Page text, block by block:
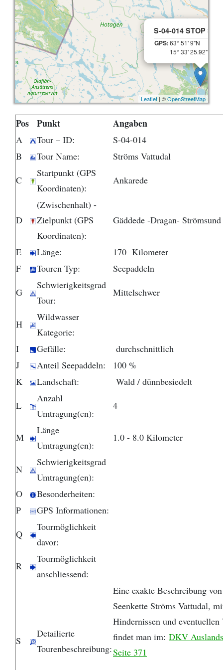
S-04-014 STOP
GPS:63° 51' 9"N
15° 33' 25.92"E
Leaflet | ©OpenStreetMap
Pos Punkt Angaben
A Tour – ID:
S-04-014
B
Tour Name:
Ströms Vattudal
C
Startpunkt (GPS
Koordinaten):
Ankarede
D
(Zwischenhalt) -
Zielpunkt (GPS
Koordinaten):
Gäddede -Dragan- Strömsund
E Länge:
170 Kilometer
F
Touren Typ:
Seepaddeln
G
Schwierigkeitsgrad
Tour:
Mittelschwer
H
Wildwasser
Kategorie:
I
Gefälle:
durchschnittlich
J
Anteil Seepaddeln:
100 %
K
Landschaft:
Wald / dünnbesiedelt
L
Anzahl
Umtragung(en):
4
M
Länge
Umtragung(en):
1.0 - 8.0 Kilometer
N
Schwierigkeitsgrad
Umtragung(en):
O
Besonderheiten:
P
GPS Informationen:
Q
Tourmöglichkeit
davor:
R
Tourmöglichkeit
anschliessend:
S
Detailierte
Tourenbeschreibung:
Eine exakte Beschreibung
Seenkette Ströms Vattudal,
Hindernissen und eventuellen
findet man im: DKV
Seite 371